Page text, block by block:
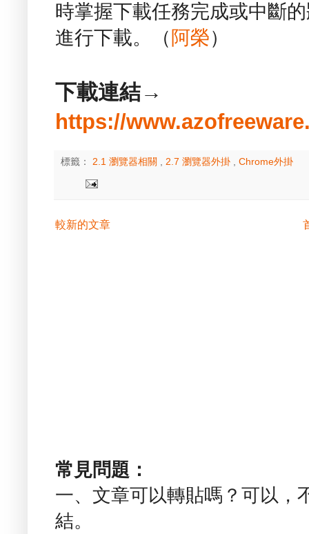
時掌握下載任務完成或中斷
進行下載。（ 阿榮）
下載連結→
https://
標籤： 2.1 瀏覽器相關 2.7 瀏覽器外掛 Chrome外掛
較新的文章
常見問題：
一、文章可以轉貼嗎？可以，
結。